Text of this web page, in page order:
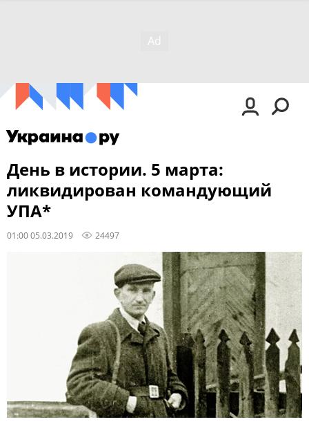
День в истории. 5 марта:
ликвидирован командующий
УПА*
01:00 05.03.2019 24497